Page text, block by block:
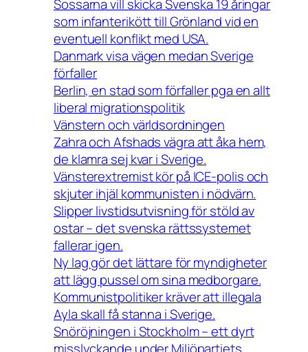
Sossarna vill skicka Svenska 19 åringar
som infanterikött till Grönland vid en
eventuell konflikt med USA.
Danmark visa vägen medan Sverige
förfaller
Berlin, en stad som förfaller pga en allt
liberal migrationspolitik
Vänstern och världsordningen
Zahra och Afshads vägra att åka hem,
de klamra sej kvar i Sverige.
Vänsterextremist kör på ICE-polis och
skjuter ihjäl kommunisten i nödvärn.
Slipper livstidsutvisning för stöld av
ostar – det svenska rättssystemet
fallerar igen.
Ny lag gör det lättare för myndigheter
att lägg pussel om sina medborgare.
Kommunistpolitiker kräver att illegala
Ayla skall få stanna i Sverige.
Snöröjningen i Stockholm – ett dyrt